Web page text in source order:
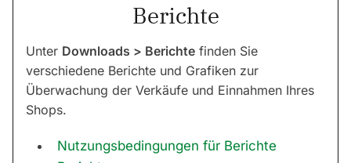
Berichte
Unter Downloads > Berichte finden Sie
verschiedene Berichte und Grafiken zur
Überwachung der Verkäufe und Einnahmen Ihres
Shops.
Nutzungsbedingungen für Berichte